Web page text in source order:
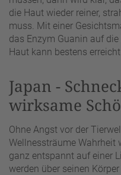
die Haut wieder reiner,
muss. Mit einer
das Enzym Guanin auf
Haut kann bestens erreicht
Japan -
wirksame
Ohne Angst vor der
Wellnessträume Wahrheit
ganz entspannt auf einer
werden über seinen